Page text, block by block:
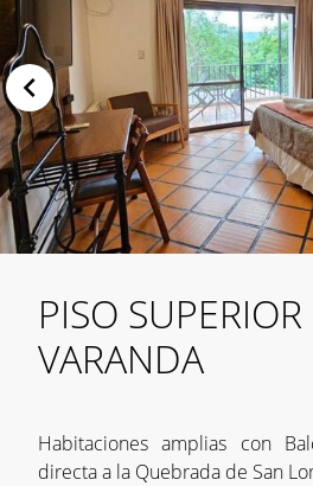
PISO
VARANDA
Habitaciones amplias con
directa a la Quebrada de San